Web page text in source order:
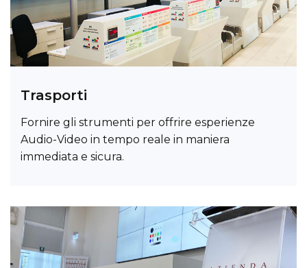
Trasporti
Fornire gli strumenti per offrire esperienze
Audio-Video in tempo reale in maniera
immediata e sicura.